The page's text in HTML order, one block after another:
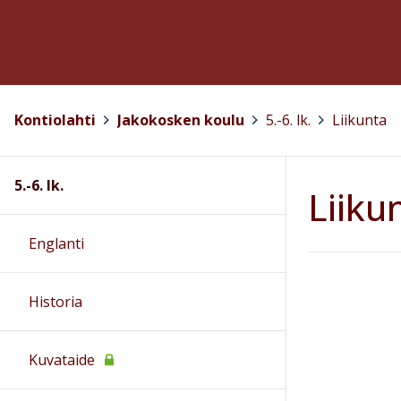
Kontiolahti Jakokosken koulu 5.-6. lk. Liikunta
5.-6. lk.
Englanti
Historia
Kuvataide